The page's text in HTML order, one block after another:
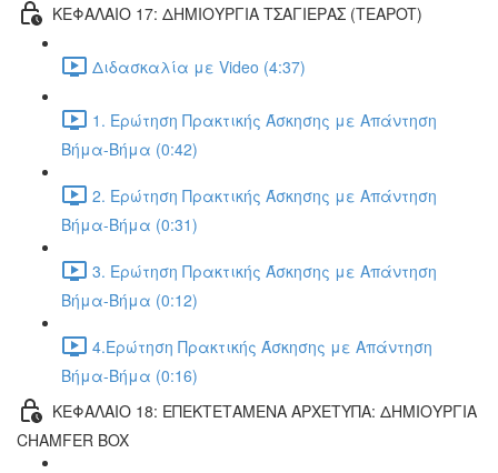
ΚΕΦΑΛΑΙΟ 17: ΔΗΜΙΟΥΡΓΙΑ ΤΣΑΓΙΕΡΑΣ (TEAPOT)
Διδασκαλία με Video (4:37)
1. Ερώτηση Πρακτικής Άσκησης με Απάντηση
Βήμα-Βήμα (0:42)
2. Ερώτηση Πρακτικής Άσκησης με Απάντηση
Βήμα-Βήμα (0:31)
3. Ερώτηση Πρακτικής Άσκησης με Απάντηση
Βήμα-Βήμα (0:12)
4.Ερώτηση Πρακτικής Άσκησης με Απάντηση
Βήμα-Βήμα (0:16)
ΚΕΦΑΛΑΙΟ 18: ΕΠΕΚΤΕΤΑΜΕΝΑ ΑΡΧΕΤΥΠΑ: ΔΗΜΙΟΥΡΓΙΑ
CHAMFER BOX